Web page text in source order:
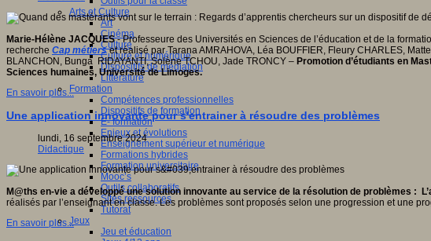
Arts et Culture
Art
Cinéma
Culture
Culture et numérique
Dispositifs de médiation
Littérature
Formation
Compétences professionnelles
Dispositifs de formation
E- formation
Enjeux et évolutions
Enseignement supérieur et numérique
Formations hybrides
Formation universitaire
Mooc’s
Outils collaboratifs
Sites ressources
Tutorat
Jeux
Jeu et éducation
Marie-Hélène JACQUES- Professeure des Universités en Sciences de l’éducation et de la
recherche Cap métierset réalisé par Tarana AMRAHOVA, Léa BOUFFIER, Fleury CHARLES,
BLANCHON, Bunga RIDAYANTI, Solène TCHOU, Jade TRONCY – Promotion d’étudiants en
Sciences humaines, Université de Limoges.
En savoir plus...
Une application innovante pour s'entrainer à résoudre des problèmes
lundi, 16 septembre 2024
Didactique
M@ths en-vie a développé une solution innovante au service de la résolution de problèmes :
réalisés par l’enseignant en classe. Les problèmes sont proposés selon une progression et une
En savoir plus...